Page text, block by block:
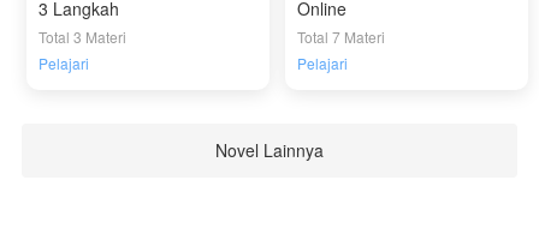
3 Langkah
Total 3 Materi
Pelajari
Online
Total 7 Materi
Pelajari
Novel Lainnya